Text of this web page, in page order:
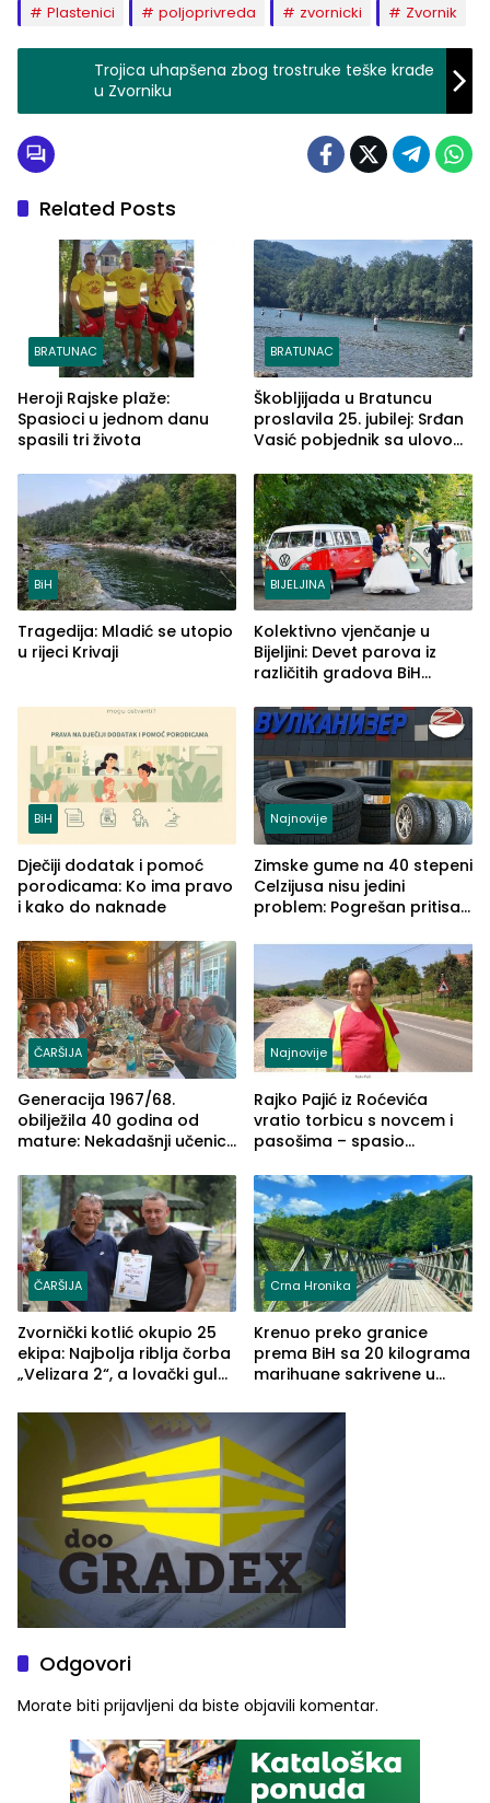
Plastenici
poljoprivreda zvornicki Zvornik
Trojica uhapšena zbog trostruke teške krađe
u Zvorniku
Related Posts
BRATUNAC
Heroji Rajske plaže:
Spasioci u jednom danu
spasili tri života
BRATUNAC
Škobljijada u Bratuncu
proslavila 25. jubilej: Srđan
Vasić pobjednik sa ulovom
BiH
Tragedija: Mladić se utopio
u rijeci Krivaji
BIJELJINA
Kolektivno vjenčanje u
Bijeljini: Devet parova iz
različitih gradova BiH
BiH
Dječiji dodatak i pomoć
porodicama: Ko ima pravo
i kako do naknade
Najnovije
Zimske gume na 40 stepeni
Celzijusa nisu jedini
problem: Pogrešan pritisak
ČARŠIJA
Generacija 1967/68.
obilježila 40 godina od
mature: Nekadašnji učenici
(FOTO)
Najnovije
Rajko Pajić iz Roćevića
vratio torbicu s novcem i
pasošima – spasio
Grčkoj
ČARŠIJA
Zvornički kotlić okupio 25
ekipa: Najbolja riblja čorba
„Velizara 2“, a lovački gulaš
Crna Hronika
Krenuo preko granice
prema BiH sa 20 kilograma
marihuane sakrivene u
Odgovori
Morate biti prijavljeni da biste objavili komentar.